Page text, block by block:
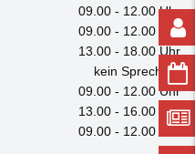
09.00 - 12.00 Uhr
09.00 - 12.00 Uhr
13.00 - 18.00 Uhr
kein Sprechtag
09.00 - 12.00 Uhr
13.00 - 16.00 Uhr
09.00 - 12.00 Uhr